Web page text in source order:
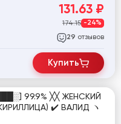
131.63 ₽
174.15 -24%
29 отзывов
Купить
99.9% ╳╳ ЖЕНСКИЙ
✔️ ВАЛИД ヽ